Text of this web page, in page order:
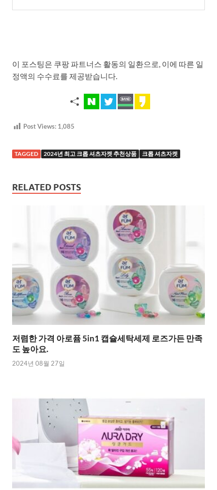
이 포스팅은 쿠팡 파트너스 활동의 일환으로, 이에 따른 일
정액의 수수료를 제공받습니다.
Post Views: 1,085
TAGGED 2024년 최고 크롭 셔츠자켓 추천상품 크롭 셔츠자켓
RELATED POSTS
저렴한 가격 아로퓸 5in1 캡슐세탁세제 로즈가든 만족
도 높아요.
2024년 08월 27일